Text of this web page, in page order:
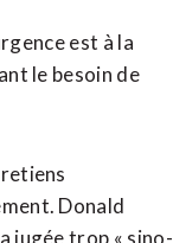
est à la
le besoin de
Donald
jugée trop « sino-